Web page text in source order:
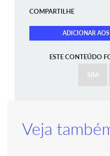
COMPARTILHE
ADICIONAR
ESTE CONTEÚDO
SIM
Veja